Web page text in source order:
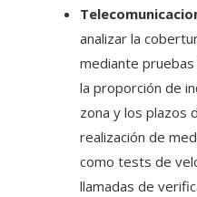
analizar la
mediante
la proporción de
zona y los plazos
realización de
como tests de
llamadas de